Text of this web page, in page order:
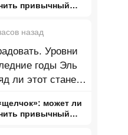
привычный
назад
Уровни
годы Эль
ли этот станет
может ли
привычный